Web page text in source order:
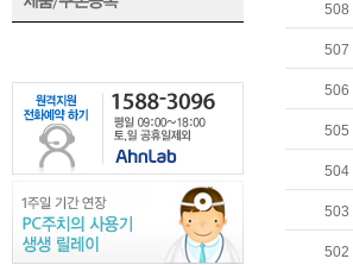
508
507
506
505
504
503
502